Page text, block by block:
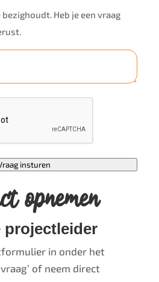
Heb je een vraag
insturen
opnemen
projectleider
in onder het
of neem direct